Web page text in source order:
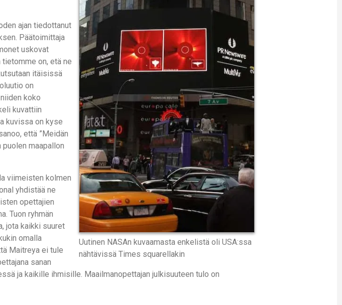
Uutinen NASAn kuvaamasta enkelistä oli USA:ssa
nähtävissä Times squarellakin
ajan tiedottanut
Päätoimittaja
uskovat
tietomme on, etä ne
itäisissä
on
koko
kuvattiin
kuvissa on kyse
että ”Meidän
maapallon
viimeisten kolmen
yhdistää ne
opettajien
Tuon ryhmän
jota kaikki suuret
omalla
Maitreya ei tule
sanan
ja kaikille ihmisille. Maailmanopettajan julkisuuteen tulo on